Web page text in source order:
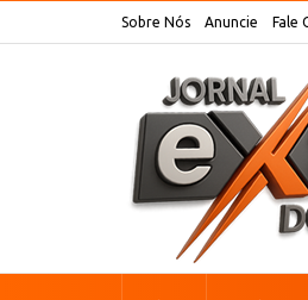
Sobre Nós Anuncie Fale